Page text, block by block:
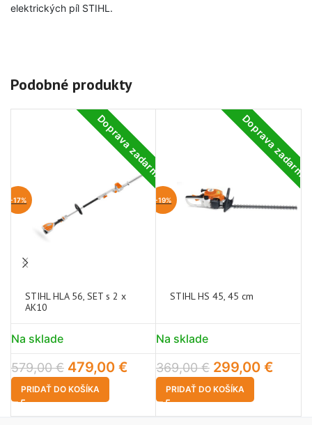
elektrických píl STIHL.
Podobné produkty
Doprava zadarmo
-17%
STIHL HLA 56, SET s 2 x
AK10
Na sklade
579,00€ 479,00 €
PRIDAŤ DO KOŠÍKA
Doprava zadarmo
-19%
STIHL HS 45, 45 cm
Na sklade
369,00€ 299,00 €
PRIDAŤ DO KOŠÍKA